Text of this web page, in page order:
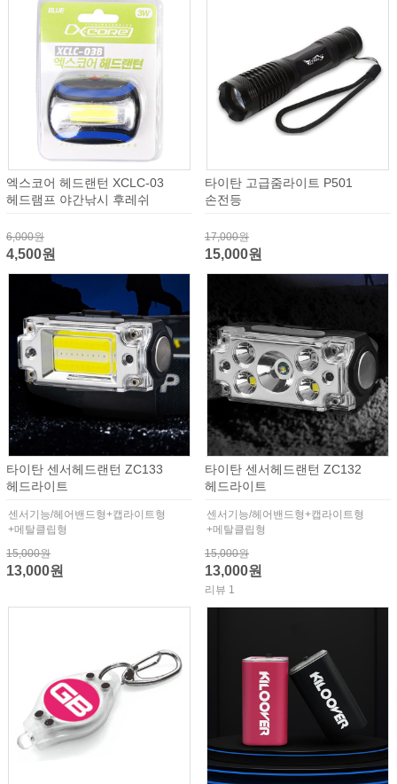
엑스코어 헤드랜턴 XCLC-03
헤드램프 야간낚시 후레쉬
6,000원
4,500원
타이탄 고급줌라이트 P501
손전등
17,000원
15,000원
타이탄 센서헤드랜턴 ZC133
헤드라이트
센서기능/헤어밴드형+캡라이트형
+메탈클립형
15,000원
13,000원
타이탄 센서헤드랜턴 ZC132
헤드라이트
센서기능/헤어밴드형+캡라이트형
+메탈클립형
15,000원
13,000원
리뷰 1